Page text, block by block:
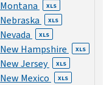
Montana XLS
Nebraska XLS
Nevada XLS
New Hampshire XLS
New Jersey XLS
New Mexico XLS